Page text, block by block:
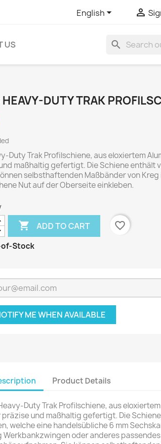
English 
US search
HEAVY-DUTY TRAK
Duty Trak Profilschiene, aus eloxiertem
maßhaltig gefertigt. Die Schiene enthält
selbsthaftenden Maßbänder von
Nut auf der Oberseite einkleben.
 ADD TO CART
favorite_border
Stock
ME WHEN AVAILABLE
Product Details
Duty Trak Profilschiene, aus
präzise und maßhaltig gefertigt. Die
welche eine handelsübliche 6 mm
Werkbankzwingen oder anderes passendes